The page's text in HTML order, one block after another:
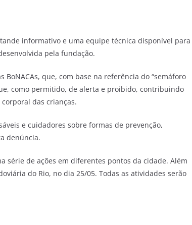
informativo e uma equipe técnica disponível para
pela fundação.
que, com base na referência do “semáforo
como permitido, de alerta e proibido, contribuindo
das crianças.
e cuidadores sobre formas de prevenção,
denúncia.
série de ações em diferentes pontos da cidade. Além
do Rio, no dia 25/05. Todas as atividades serão